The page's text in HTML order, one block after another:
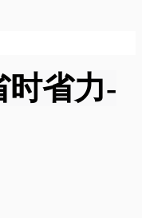
时省力-